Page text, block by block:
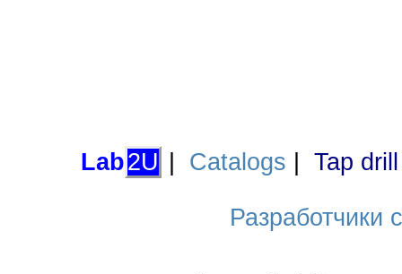
Lab2U Catalogs Tap
Разработчики